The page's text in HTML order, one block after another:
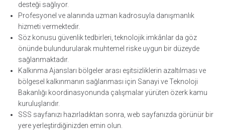
desteği sağlıyor.
Profesyonel ve alanında uzman kadrosuyla danışmanlık
hizmeti vermektedir.
Söz konusu güvenlik tedbirleri, teknolojik imkânlar da göz
önünde bulundurularak muhtemel riske uygun bir düzeyde
sağlanmaktadır.
Kalkınma Ajansları bölgeler arası eşitsizliklerin azaltılması ve
bölgesel kalkınmanın sağlanması için Sanayi ve Teknoloji
Bakanlığı koordinasyonunda çalışmalar yürüten özerk kamu
kuruluşlarıdır.
SSS sayfanızı hazırladıktan sonra, web sayfanızda görünür bir
yere yerleştirdiğinizden emin olun.